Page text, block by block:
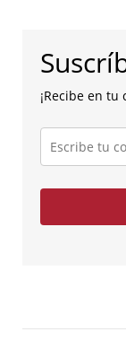
¡Recibe en
Escribe
tu
correo
electrónico...